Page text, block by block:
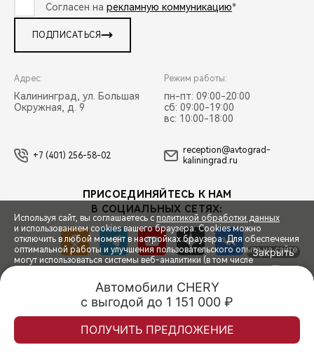
СПЕЦПРЕДЛОЖЕНИЯ
ЗАПИСЬ НА ТЕСТ-ДРАЙВ
РАСЧЕТ КРЕДИТА
Согласен на рекламную коммуникацию*
ПОДПИСАТЬСЯ
Адрес:
Калининград, ул. Большая
Окружная, д. 9
Режим работы:
пн-пт: 09:00-20:00
сб: 09:00-19:00
вс: 10:00-18:00
+7 (401) 256-58-02
reception@avtograd-
kaliningrad.ru
ПРИСОЕДИНЯЙТЕСЬ К НАМ
В СОЦИАЛЬНЫХ СЕТЯХ:
© 2026 Автоград Калининград © 2026 ООО «ТЕНЕТ РУС»
ПРАВОВАЯ ИНФОРМАЦИЯ КОНТАКТЫ КЛИЕНТСКАЯ ПОДДЕРЖКА
Сделано в ПЕРКС
Используя сайт, вы соглашаетесь с политикой обработки данных
и использованием cookies вашего браузера. Cookies можно
отключить в любой момент в настройках браузера. Для обеспечения
оптимальной работы и улучшения пользовательского опыта на сайте
могут использоваться системы веб-аналитики (в том числе
с применением указанных технологий и размещением cookie-
Закрыть
Автомобили CHERY
с выгодой до 1 151 000 ₽
ПОЛУЧИТЬ ПРЕДЛОЖЕНИЕ
ЧЕРИ ЦЕНТР АВТОГРАД ОКРУЖНАЯ
ЧЕРИ ЦЕНТР АВТОГРАД ОКРУЖНАЯ